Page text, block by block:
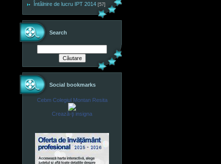
Întâlnire de lucru IPT 2014 [57]
Search
Social bookmarks
Cebm Colegiul Montan Resita
Crează-ţi insigna